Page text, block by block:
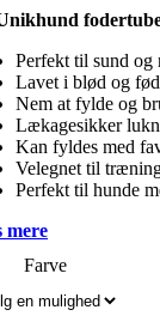
Perfekt til sund
Lavet i blød og
Nem at fylde og
Lækagesikker
Kan fyldes med
Velegnet til
Perfekt til hunde
mere
Farve